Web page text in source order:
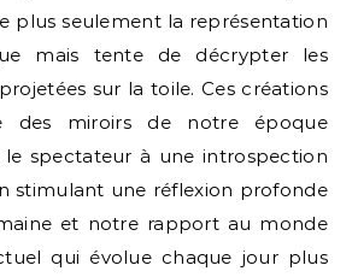
plus seulement la représentation
mais tente de décrypter les
sur la toile. Ces créations
des miroirs de notre époque
spectateur à une introspection
stimulant une réflexion profonde
et notre rapport au monde
qui évolue chaque jour plus